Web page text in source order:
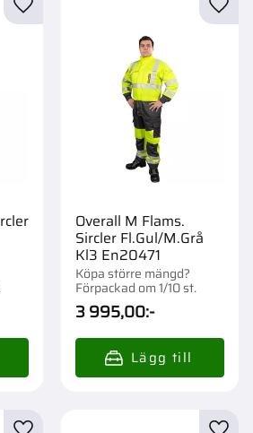
Lägg till i favoriter
Overall M Flams.
Sircler Fl.Gul/M.Grå
Kl3 En20471
Köpa större mängd?
Förpackad om 1/10 st.
3 995,00:-